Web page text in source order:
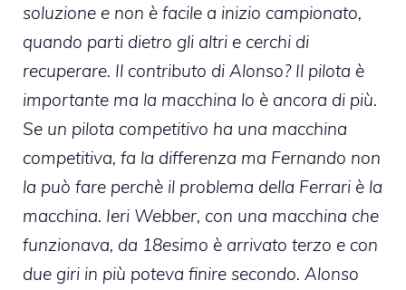
soluzione e non è facile a inizio campionato,
quando parti dietro gli altri e cerchi di
recuperare. Il contributo di Alonso? Il pilota è
importante ma la macchina lo è ancora di più.
Se un pilota competitivo ha una macchina
competitiva, fa la differenza ma Fernando non
la può fare perchè il problema della Ferrari è la
macchina. Ieri Webber, con una macchina che
funzionava, da 18esimo è arrivato terzo e con
due giri in più poteva finire secondo. Alonso